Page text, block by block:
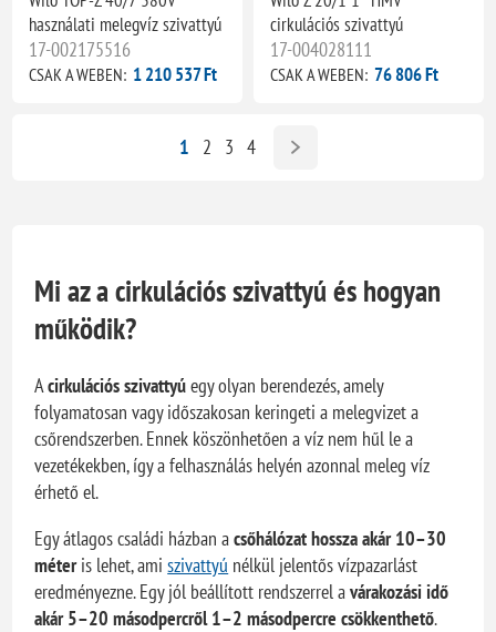
használati melegvíz szivattyú
17-002175516
CSAK A WEBEN: 1 210 537 Ft
cirkulációs szivattyú
17-004028111
CSAK A WEBEN: 76 806 Ft
1 2 3 4
Mi az a cirkulációs szivattyú és hogyan
működik?
Acirkulációs szivattyúegy olyan berendezés, amely
folyamatosan vagy időszakosan keringeti a melegvizet a
csőrendszerben. Ennek köszönhetően a víz nem hűl le a
vezetékekben, így a felhasználás helyén azonnal meleg víz
érhető el.
Egy átlagos családi házban acsőhálózat hossza akár 10–30
méteris lehet, amiszivattyú nélkül jelentős vízpazarlást
eredményezne. Egy jól beállított rendszerrel avárakozási idő
akár 5–20 másodpercről 1–2 másodpercre csökkenthető.